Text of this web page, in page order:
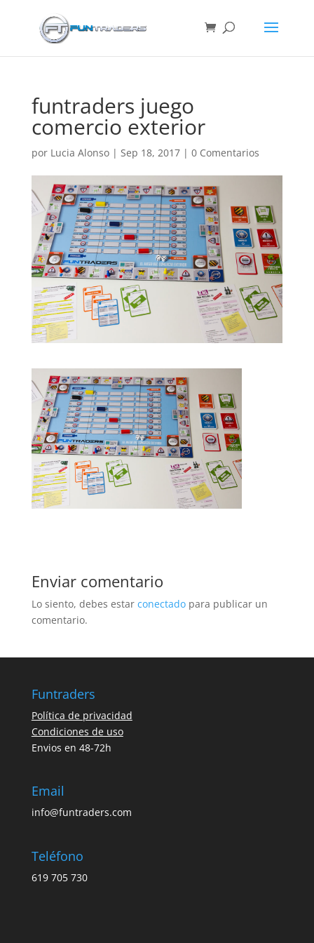
funtraders juego
comercio exterior
por Lucia Alonso| Sep 18, 2017| 0 Comentarios
Enviar comentario
Lo siento, debes estar conectadopara publicar un
comentario.
Funtraders
Política de privacidad
Condiciones de uso
Envios en 48-72h
Email
info@funtraders.com
Teléfono
619 705 730